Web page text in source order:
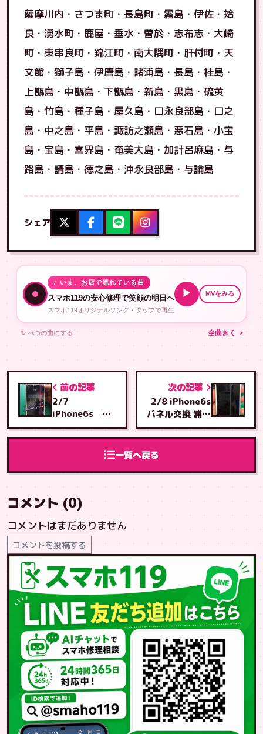
薩摩川内・さつま町・長島町・霧島・伊佐・姶
良・湧水町・鹿屋・垂水・曽於・志布志・大崎
町・東串良町・錦江町・南大隅町・肝付町・天
文館・獅子島・伊唐島・諸浦島・長島・桂島・
上甑島・中甑島・下甑島・新島・黒島・硫黄
島・竹島・種子島・屋久島・口永良部島・口之
島・中之島・平島・諏訪之瀬島・悪石島・小宝
島・宝島・喜界島・奄美大島・加計呂麻島・与
路島・請島・徳之島・沖永良部島・与論島
シェア
♪ いま、お店で流れている曲
スマホ119の安心修理で笑顔の明日へ
スマホ119オリジナルソング・タップで再生
▶ MVをみる
↻ べつの曲にする 全曲きく ＞
前の記事
2/7
iPhone6s 画
面交換 首里山
川から首里店へ
一覧へ戻る
次の記事
2/8 iPhone6s
パネル交換 浦添
市から安謝店へ
ご来店
コメント (0)
コメントはまだありません
コメントを投稿する